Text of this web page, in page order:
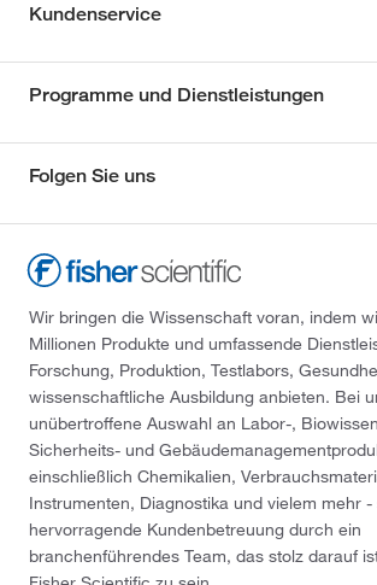
Kundenservice
Programme und Dienstleistungen
Folgen Sie uns
Wir bringen die Wissenschaft voran, indem
Millionen Produkte und umfassende
Forschung, Produktion, Testlabors,
wissenschaftliche Ausbildung anbieten. Bei
unübertroffene Auswahl an Labor-,
Sicherheits- und
einschließlich Chemikalien,
Instrumenten, Diagnostika und vielem mehr
hervorragende Kundenbetreuung durch ein
branchenführendes Team, das stolz darauf